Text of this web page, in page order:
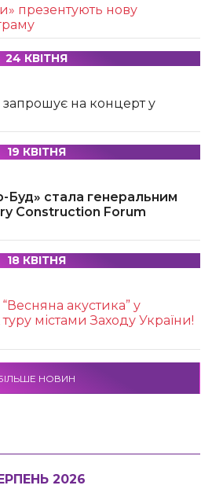
презентують нову
24 КВІТНЯ
запрошує на концерт у
19 КВІТНЯ
Буд» стала генеральним
Construction Forum
18 КВІТНЯ
акустика” у
містами Заходу України!
НОВИН
2026